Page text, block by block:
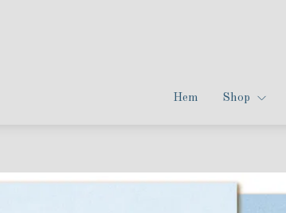
Hem Shop